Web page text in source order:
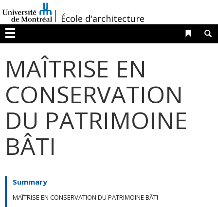
au
contenu
/École d'architecture
Menu
Liens
MAÎTRISE EN
CONSERVATION
DU PATRIMOINE
BÂTI
Summary
MAÎTRISE EN CONSERVATION DU PATRIMOINE BÂTI